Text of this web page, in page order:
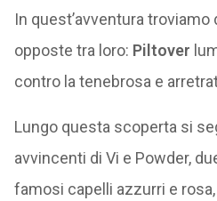
In quest’avventura
opposte tra loro: Piltover
contro la tenebrosa e
Lungo questa scoperta si
avvincenti di Vi e Powder,
famosi capelli azzurri e